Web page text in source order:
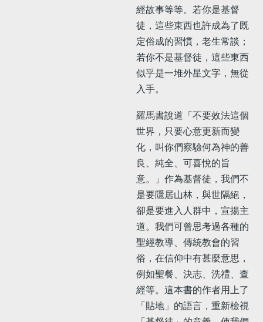
經故事等等。若你是基督
徒，這些東西也許成為了既
定俗成的習慣，老生常談；
若你不是基督徒，這些東西
似乎是一堆外星文字，無從
入手。
羅馬書說道「不要效法這個
世界，只要心意更新而變
化，叫你們察驗何為神的善
良、純全、可喜悅的旨
意。」作為基督徒，我們不
是要隱居山林，與世隔絕，
卻是要進入人群中，宣揚主
道。我們可曾思考過各種的
聖經教導、傳統教會的習
俗，在信仰中有甚麼意思，
例如聖餐、決志、洗禮、查
經等。這本書的作者用上了
「貼地」的語言，重新檢視